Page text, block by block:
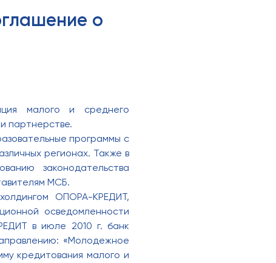
о
малого и среднего
партнерстве.
программы с
регионах. Также в
законодательства
МСБ.
ОПОРА-КРЕДИТ,
осведомленности
в июле 2010 г. банк
«Молодежное
кредитования малого и